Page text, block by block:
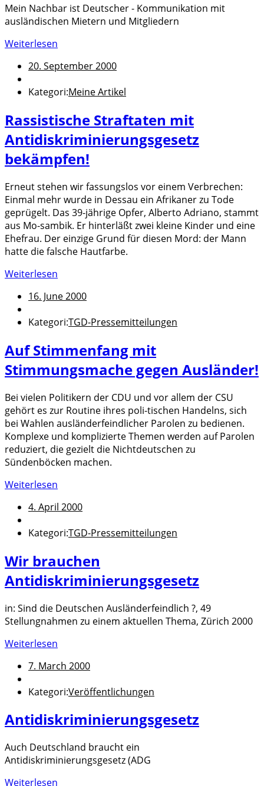
Mein Nachbar ist Deutscher - Kommunikation mit
ausländischen Mietern und Mitgliedern
Weiterlesen
20. September 2000
Kategori:Meine Artikel
Rassistische Straftaten mit
Antidiskriminierungsgesetz
bekämpfen!
Erneut stehen wir fassungslos vor einem Verbrechen:
Einmal mehr wurde in Dessau ein Afrikaner zu Tode
geprügelt. Das 39-jährige Opfer, Alberto Adriano, stammt
aus Mo-sambik. Er hinterläßt zwei kleine Kinder und eine
Ehefrau. Der einzige Grund für diesen Mord: der Mann
hatte die falsche Hautfarbe.
Weiterlesen
16. June 2000
Kategori:TGD-Pressemitteilungen
Auf Stimmenfang mit
Stimmungsmache gegen Ausländer!
Bei vielen Politikern der CDU und vor allem der CSU
gehört es zur Routine ihres poli-tischen Handelns, sich
bei Wahlen ausländerfeindlicher Parolen zu bedienen.
Komplexe und komplizierte Themen werden auf Parolen
reduziert, die gezielt die Nichtdeutschen zu
Sündenböcken machen.
Weiterlesen
4. April 2000
Kategori:TGD-Pressemitteilungen
Wir brauchen
Antidiskriminierungsgesetz
in: Sind die Deutschen Ausländerfeindlich ?, 49
Stellungnahmen zu einem aktuellen Thema, Zürich 2000
Weiterlesen
7. March 2000
Kategori:Veröffentlichungen
Antidiskriminierungsgesetz
Auch Deutschland braucht ein
Antidiskriminierungsgesetz (ADG
Weiterlesen